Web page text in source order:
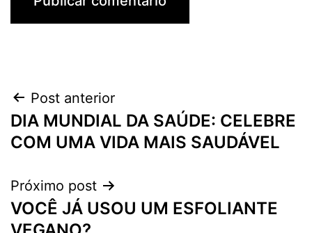
Navegação
de
Post anterior
DIA MUNDIAL DA SAÚDE: CELEBRE
COM UMA VIDA MAIS SAUDÁVEL
Próximo post
VOCÊ JÁ USOU UM ESFOLIANTE